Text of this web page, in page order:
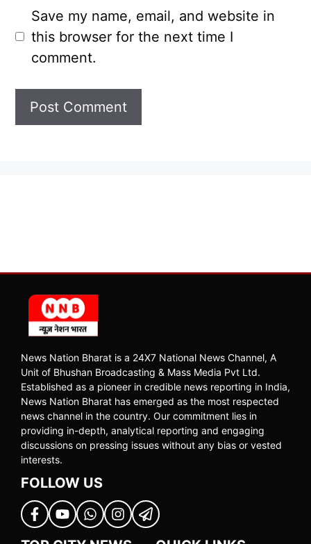
Save my name, email, and website in
this browser for the next time I
comment.
News Nation Bharat is a 24X7 National News Channel, A
Unit of Bhushan Broadcasting & Mass Media Pvt Ltd.
Established as a pioneer in credible news reporting in India,
News Nation Bharat has emerged as the most respected
news channel in the country. Our commitment lies in
providing in-depth, analytical reporting and engaging
discussions on pressing issues without any bias or vested
interests.
FOLLOW US